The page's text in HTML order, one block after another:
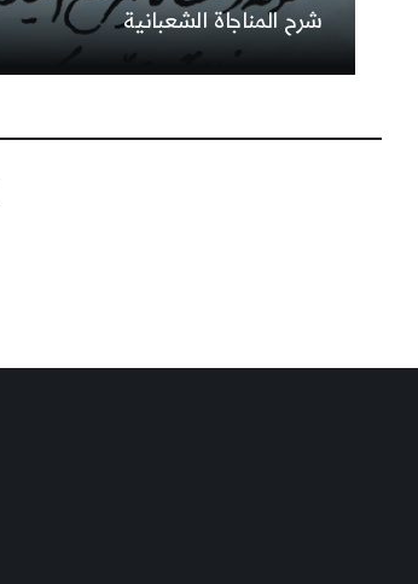
شرح المناجاة الشعبانية